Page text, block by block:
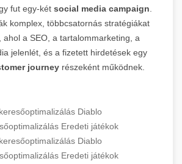
fut egy-két social media campaign
komplex, többcsatornás stratégiákat
ahol a SEO, a tartalommarketing, a
jelenlét, és a fizetett hirdetések egy
journeyrészeként működnek.
keresőoptimalizálás Diablo
Eredeti játékok
keresőoptimalizálás Diablo
Eredeti játékok